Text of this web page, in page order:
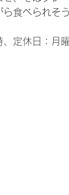
食べられそう
、定休日：